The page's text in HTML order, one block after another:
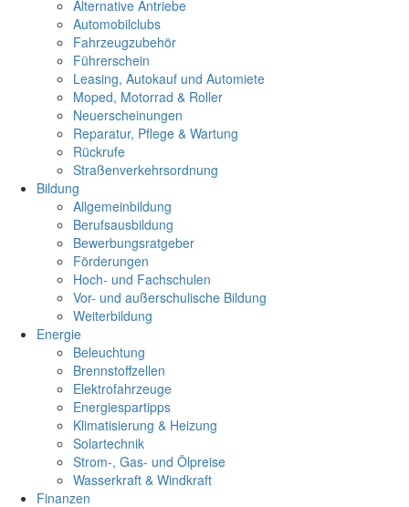
Alternative Antriebe
Automobilclubs
Fahrzeugzubehör
Führerschein
Leasing, Autokauf und Automiete
Moped, Motorrad & Roller
Neuerscheinungen
Reparatur, Pflege & Wartung
Rückrufe
Straßenverkehrsordnung
Bildung
Allgemeinbildung
Berufsausbildung
Bewerbungsratgeber
Förderungen
Hoch- und Fachschulen
Vor- und außerschulische Bildung
Weiterbildung
Energie
Beleuchtung
Brennstoffzellen
Elektrofahrzeuge
Energiespartipps
Klimatisierung & Heizung
Solartechnik
Strom-, Gas- und Ölpreise
Wasserkraft & Windkraft
Finanzen